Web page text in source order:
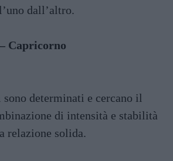
dall’altro.
Capricorno
determinati e cercano il
di intensità e stabilità
relazione solida.